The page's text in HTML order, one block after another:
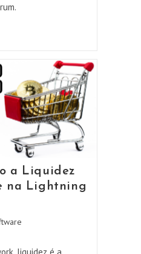
a Liquidez
na Lightning